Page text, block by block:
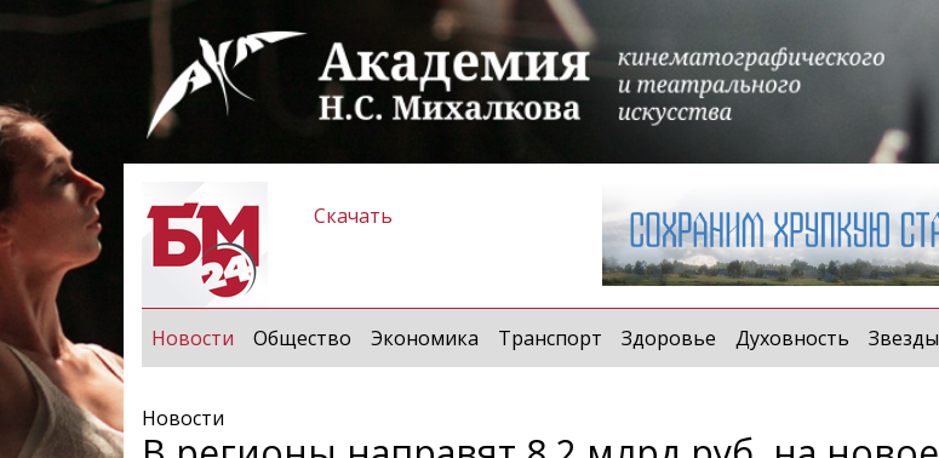
Скачать
Новости (current)
Общество Экономика Транспорт Здоровье Духовность Звезды
Новости